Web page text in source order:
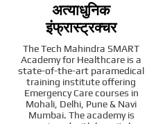
अत्याधुनिक
इंफ्रास्ट्रक्चर
The Tech Mahindra SMART
Academy for Healthcare is a
state-of-the-art paramedical
training institute offering
Emergency Care courses in
Mohali, Delhi, Pune & Navi
Mumbai. The academy is